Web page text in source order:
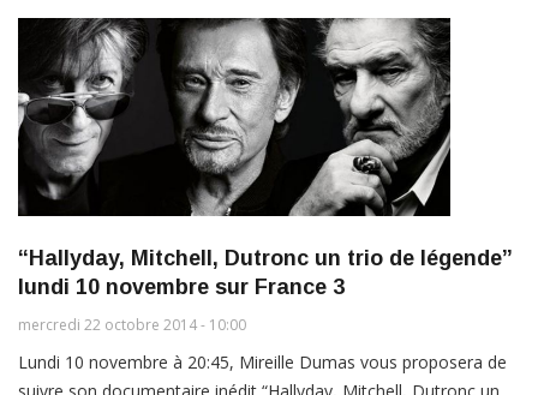
“Hallyday, Mitchell, Dutronc un trio de légende”
lundi 10 novembre sur France 3
mercredi 22 octobre 2014 - 10:00
Lundi 10 novembre à 20:45, Mireille Dumas vous proposera de
suivre son documentaire inédit “Hallyday, Mitchell, Dutronc un